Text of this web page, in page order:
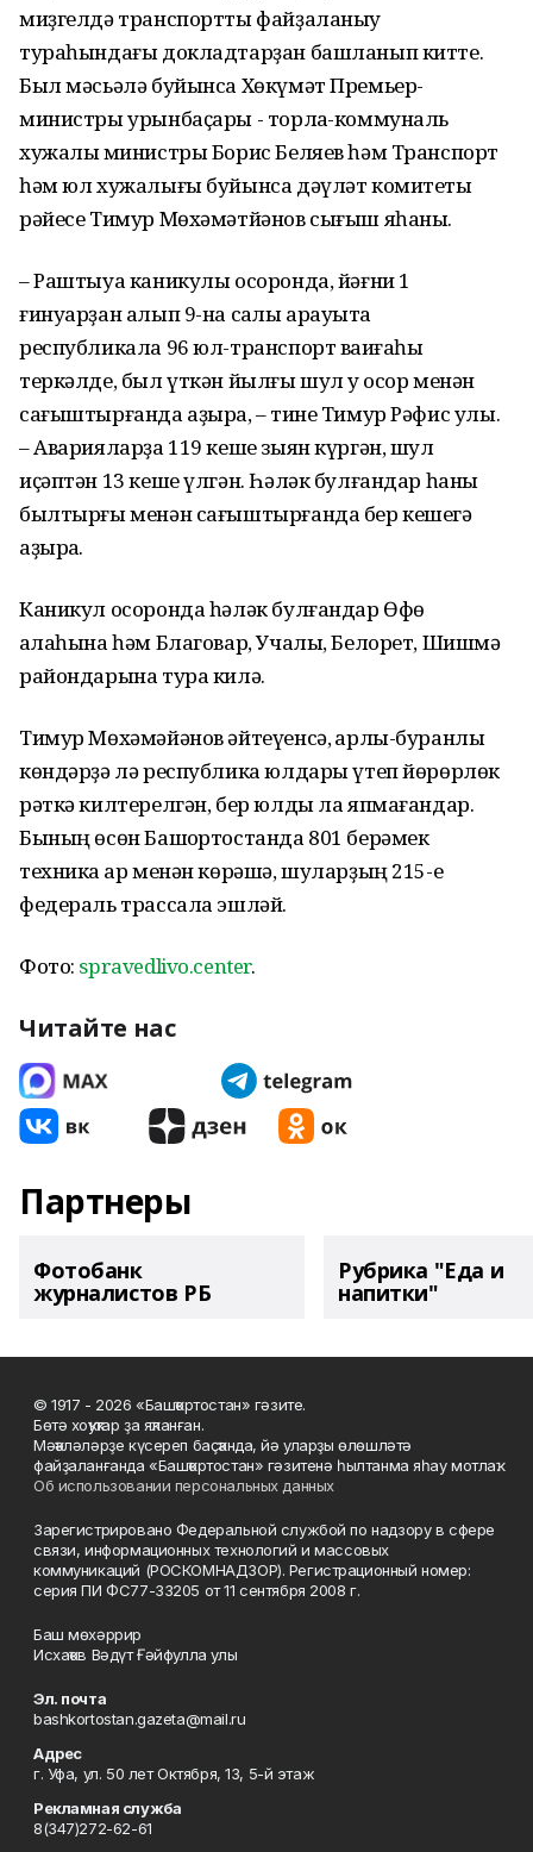
миҙгелдә транспортты файҙаланыу
тураһындағы докладтарҙан башланып китте.
Был мәсьәлә буйынса Хөкүмәт Премьер-
министры урынбаҫары - торлаҡ-коммуналь
хужалыҡ министры Борис Беляев һәм Транспорт
һәм юл хужалығы буйынса дәүләт комитеты
рәйесе Тимур Мөхәмәтйәнов сығыш яһаны.
– Раштыуа каникулы осоронда, йәғни 1
ғинуарҙан алып 9-на саҡлы арауыҡта
республикала 96 юл-транспорт ваҡиғаһы
теркәлде, был үткән йылғы шул уҡ осор менән
сағыштырғанда аҙыраҡ, – тине Тимур Рәфис улы.
– Аварияларҙа 119 кеше зыян күргән, шул
иҫәптән 13 кеше үлгән. Һәләк булғандар һаны
былтырғы менән сағыштырғанда бер кешегә
аҙыраҡ.
Каникул осоронда һәләк булғандар Өфө
ҡалаһына һәм Благовар, Учалы, Белорет, Шишмә
райондарына тура килә.
Тимур Мөхәмәйәнов әйтеүенсә, ҡарлы-буранлы
көндәрҙә лә республика юлдары үтеп йөрөрлөк
рәткә килтерелгән, бер юлды ла япмағандар.
Бының өсөн Башҡортостанда 801 берәмек
техника ҡар менән көрәшә, шуларҙың 215-е
федераль трассала эшләй.
Фото: spravedlivo.center.
Читайте нас
Партнеры
Фотобанк
журналистов РБ
Рубрика "Еда и
напитки"
© 1917 - 2026 «Башҡортостан» гәзите.
Бөтә хоҡуҡтар ҙа яҡланған.
Мәҡәләләрҙе күсереп баҫҡанда, йә уларҙы өлөшләтә
файҙаланғанда «Башҡортостан» гәзитенә һылтанма яһау мотлаҡ.
Об использовании персональных данных
Зарегистрировано Федеральной службой по надзору в сфере
связи, информационных технологий и массовых
коммуникаций (РОСКОМНАДЗОР). Регистрационный номер:
серия ПИ ФС77-33205 от 11 сентября 2008 г.
Баш мөхәррир
Исхаҡов Вәдүт Ғәйфулла улы
Эл. почта
bashkortostan.gazeta@mail.ru
Адрес
г. Уфа, ул. 50 лет Октября, 13, 5-й этаж
Рекламная служба
8(347)272-62-61